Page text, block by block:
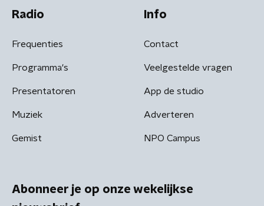
Radio
Frequenties
Programma's
Presentatoren
Muziek
Gemist
Info
Contact
Veelgestelde vragen
App de studio
Adverteren
NPO Campus
Abonneer je op onze wekelijkse